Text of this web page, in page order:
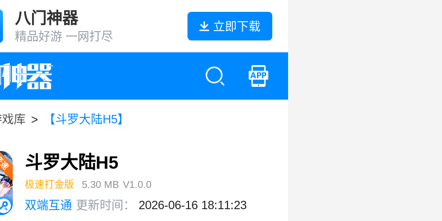
八门神器
精品好游 一网打尽
立即下载
库 > 【斗罗大陆H5】
斗罗大陆H5
极速打金版 5.30 MB V1.0.0
双端互通 更新时间： 2026-06-16 18:11:23